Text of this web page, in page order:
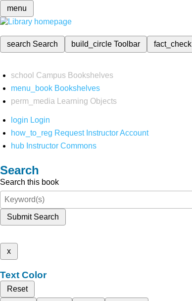
menu
search Search build_circleToolbar fact_check
school Campus Bookshelves
menu_book Bookshelves
perm_media
Learning Objects
login Login
how_to_reg Request Instructor Account
hub Instructor Commons
Search
Search this book
Submit Search
x
Text Color
Reset